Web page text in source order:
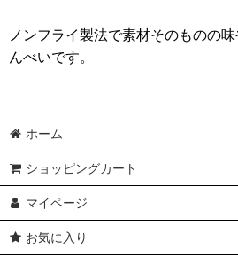
ノンフライ製法で素材そのものの
んべいです。
ホーム
ショッピングカート
マイページ
お気に入り